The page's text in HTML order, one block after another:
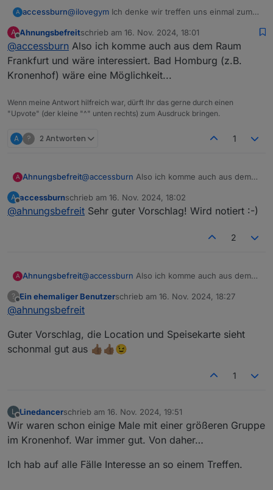
**!! Attention please !! Link zur Umfrage für das
nächste Usertreffen
https://nuudel.digitalcourage.de/3OzTQc24ys64bhlf
bitte gerne Datum ergänzen und auch Vorschläge für
den Ort sind gerne Willkommen !! **
Wer Bock hat kann auch gerne zwischendurch in den
Discord-Channel schauen :-) Einer ist meist online,
und hilft bei Fragen gerne!
A accessburn@ilovegym Ich denke wir treffen uns einmal zum
evtl.?
Dann können wir ja sehen ob da mehr möglich ist.
Kommt auf das Interesse an.
A Ahnungsbefreitschrieb am 16. Nov. 2024, 18:01
zuletzt editiert von
@accessburn Also ich komme auch aus dem Raum
Frankfurt und wäre interessiert. Bad Homburg (z.B.
Kronenhof) wäre eine Möglichkeit...
Wenn meine Antwort hilfreich war, dürft Ihr das gerne durch einen
"Upvote" (der kleine "^" unten rechts) zum Ausdruck bringen.
A ? 2 Antworten 1
A Ahnungsbefreit@accessburn Also ich komme auch aus dem
Homburg (z.B. Kronenhof) wäre eine
Möglichkeit...
A
Offline
accessburnschrieb am 16. Nov. 2024, 18:02
zuletzt editiert von
@ahnungsbefreit Sehr guter Vorschlag! Wird notiert :-)
2
A Ahnungsbefreit@accessburn Also ich komme auch aus dem
Homburg (z.B. Kronenhof) wäre eine
Möglichkeit...
?
Offline
Ein ehemaliger Benutzerschrieb am 16. Nov. 2024, 18:27
zuletzt editiert von
@ahnungsbefreit
Guter Vorschlag, die Location und Speisekarte sieht
schonmal gut aus 👍🏽👍🏽😉
1
L
Offline
Linedancerschrieb am 16. Nov. 2024, 19:51
zuletzt editiert von
Wir waren schon einige Male mit einer größeren Gruppe
im Kronenhof. War immer gut. Von daher…
Ich hab auf alle Fälle Interesse an so einem Treffen.